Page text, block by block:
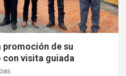
de su
visita guiada